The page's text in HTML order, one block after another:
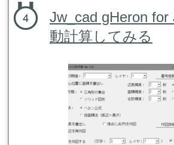
Jw_cad gHeron for
動計算してみる